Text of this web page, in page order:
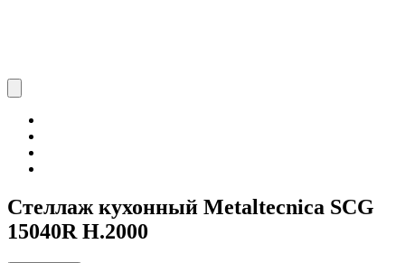
Стеллаж кухонный Metaltecnica SCG
15040R H.2000